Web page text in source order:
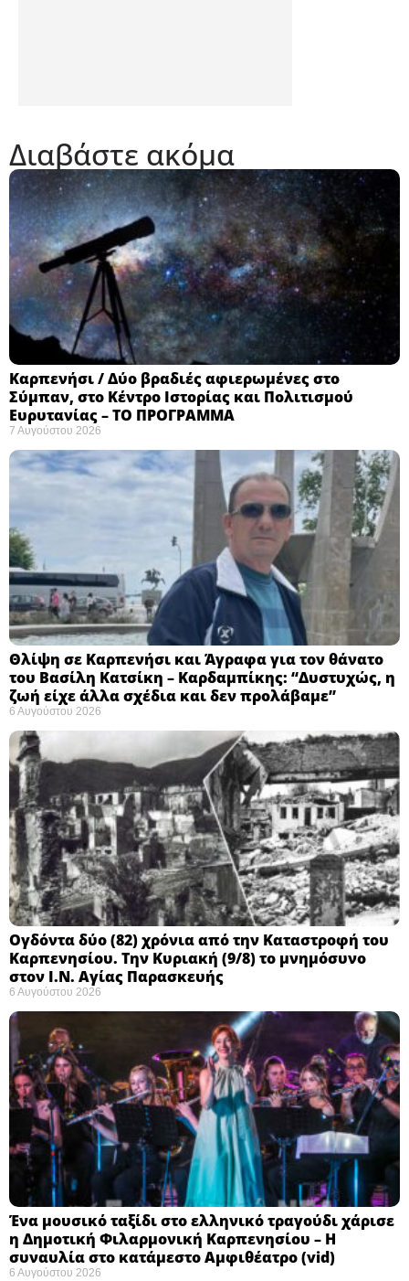
Διαβάστε ακόμα
Καρπενήσι / Δύο βραδιές αφιερωμένες στο
Σύμπαν, στο Κέντρο Ιστορίας και Πολιτισμού
Ευρυτανίας – ΤΟ ΠΡΟΓΡΑΜΜΑ
7 Αυγούστου 2026
Θλίψη σε Καρπενήσι και Άγραφα για τον θάνατο
του Βασίλη Κατσίκη – Καρδαμπίκης: “Δυστυχώς, η
ζωή είχε άλλα σχέδια και δεν προλάβαμε”
6 Αυγούστου 2026
Ογδόντα δύο (82) χρόνια από την Καταστροφή του
Καρπενησίου. Την Κυριακή (9/8) το μνημόσυνο
στον Ι.Ν. Αγίας Παρασκευής
6 Αυγούστου 2026
Ένα μουσικό ταξίδι στο ελληνικό τραγούδι χάρισε
η Δημοτική Φιλαρμονική Καρπενησίου – Η
συναυλία στο κατάμεστο Αμφιθέατρο (vid)
6 Αυγούστου 2026